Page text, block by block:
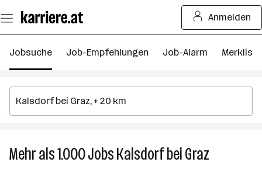
Seiteninhalt
springen
Anmelden
Jobsuche Job-Empfehlungen Job-Alarm Merkliste
Mehr als 1.000JobsKalsdorf bei Graz